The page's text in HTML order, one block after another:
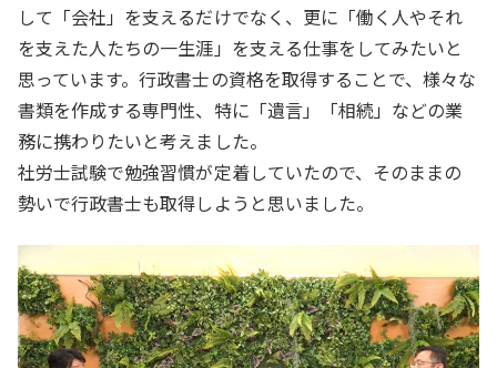
して「会社」を支えるだけでなく、更に「働く人やそれ
を支えた人たちの一生涯」を支える仕事をしてみたいと
思っています。行政書士の資格を取得することで、様々な
書類を作成する専門性、特に「遺言」「相続」などの業
務に携わりたいと考えました。
社労士試験で勉強習慣が定着していたので、そのままの
勢いで行政書士も取得しようと思いました。